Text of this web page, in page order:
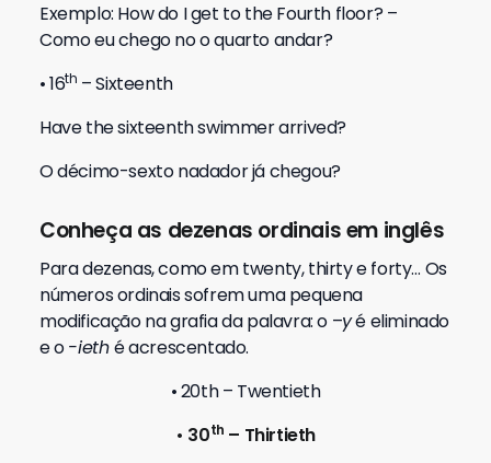
Exemplo: How do I get to the Fourth floor? –
Como eu chego no o quarto andar?
• 16th – Sixteenth
Have the sixteenth swimmer arrived?
O décimo-sexto nadador já chegou?
Conheça as dezenas ordinais em inglês
Para dezenas, como em twenty, thirty e forty… Os
números ordinais sofrem uma pequena
modificação na grafia da palavra: o –yé eliminado
e o-iethé acrescentado.
• 20th – Twentieth
• 30th – Thirtieth